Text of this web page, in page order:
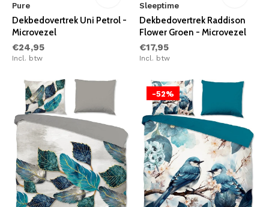
Pure
Dekbedovertrek Uni Petrol -
Microvezel
€24,95
Incl. btw
Sleeptime
Dekbedovertrek Raddison
Flower Groen - Microvezel
€17,95
Incl. btw
-52%